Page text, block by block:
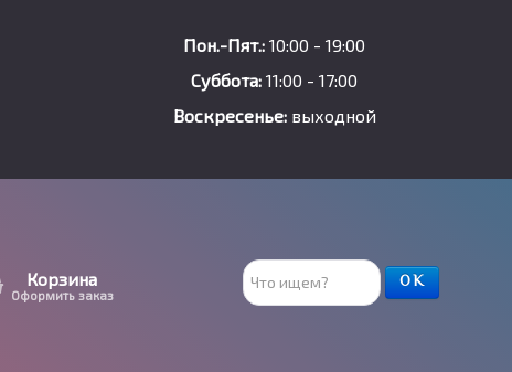
Пон.-Пят.:10:00 - 19:00
Суббота: 11:00 - 17:00
Воскресенье:выходной
Корзина
Оформить заказ
Поиск
товара
ОК